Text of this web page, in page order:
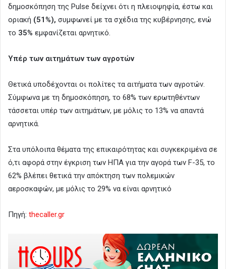
δημοσκόπηση της Pulse δείχνει ότι η πλειοψηφία, έστω και
οριακή (51%), συμφωνεί με τα σχέδια της κυβέρνησης, ενώ
το 35% εμφανίζεται αρνητικό.
Υπέρ των αιτημάτων των αγροτών
Θετικά υποδέχονται οι πολίτες τα αιτήματα των αγροτών.
Σύμφωνα με τη δημοσκόπηση, το 68% των ερωτηθέντων
τάσσεται υπέρ των αιτημάτων, με μόλις το 13% να απαντά
αρνητικά.
Στα υπόλοιπα θέματα της επικαιρότητας και συγκεκριμένα σε
ό,τι αφορά στην έγκριση των ΗΠΑ για την αγορά των F-35, το
62% βλέπει θετικά την απόκτηση των πολεμικών
αεροσκαφών, με μόλις το 29% να είναι αρνητικό
Πηγή: thecaller.gr